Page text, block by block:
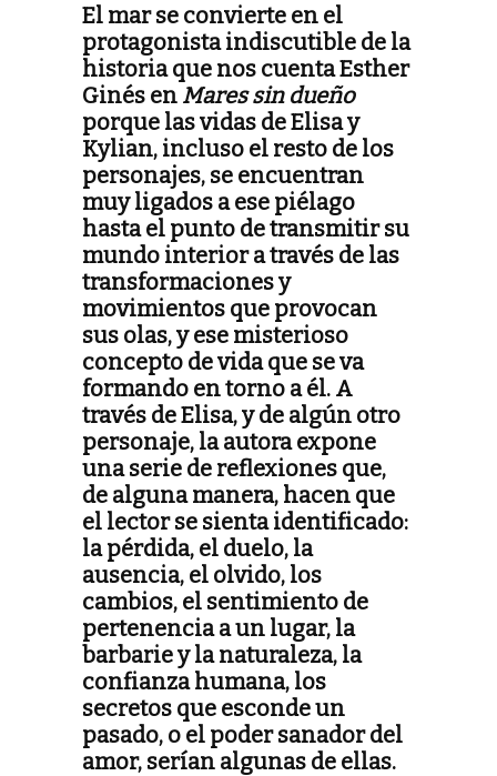
El mar se convierte en el
protagonista indiscutible de la
historia que nos cuenta Esther
Ginés en Mares sin dueño
porque las vidas de Elisa y
Kylian, incluso el resto de los
personajes, se encuentran
muy ligados a ese piélago
hasta el punto de transmitir su
mundo interior a través de las
transformaciones y
movimientos que provocan
sus olas, y ese misterioso
concepto de vida que se va
formando en torno a él. A
través de Elisa, y de algún otro
personaje, la autora expone
una serie de reflexiones que,
de alguna manera, hacen que
el lector se sienta identificado:
la pérdida, el duelo, la
ausencia, el olvido, los
cambios, el sentimiento de
pertenencia a un lugar, la
barbarie y la naturaleza, la
confianza humana, los
secretos que esconde un
pasado, o el poder sanador del
amor, serían algunas de ellas.